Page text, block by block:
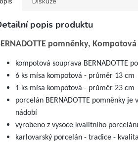
popis produktu
pomněnky,
kompotová souprava BERNADOTTE
6 ks mísa kompotová - průměr 13 cm
1 ks mísa kompotová - průměr 23 cm
porcelán BERNADOTTE pomněnky
nádobí
vyrobeno z vysoce kvalitního
karlovarský porcelán - tradice -